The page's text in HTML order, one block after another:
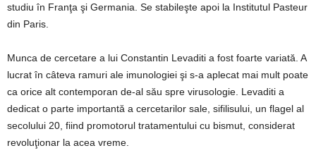
studiu în Franţa şi Germania. Se stabileşte apoi la Institutul Pasteur
din Paris.
Munca de cercetare a lui Constantin Levaditi a fost foarte variată. A
lucrat în câteva ramuri ale imunologiei şi s-a aplecat mai mult poate
ca orice alt contemporan de-al său spre virusologie. Levaditi a
dedicat o parte importantă a cercetarilor sale, sifilisului, un flagel al
secolului 20, fiind promotorul tratamentului cu bismut, considerat
revoluţionar la acea vreme.